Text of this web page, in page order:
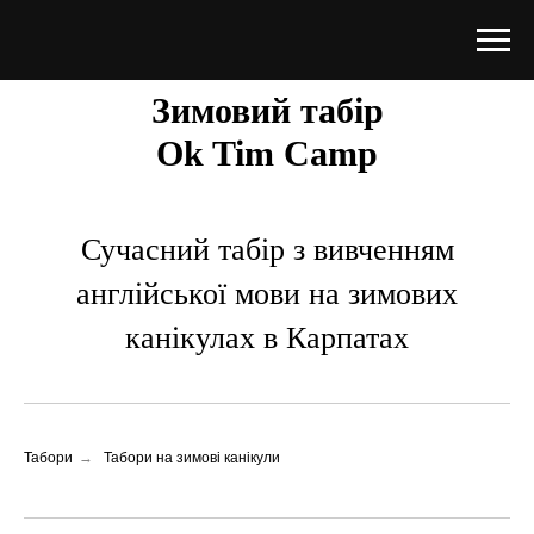
Зимовий табір
Ok Tim Camp
Сучасний табір з вивченням
англійської мови на зимових
канікулах в Карпатах
Табори → Табори на зимові канікули